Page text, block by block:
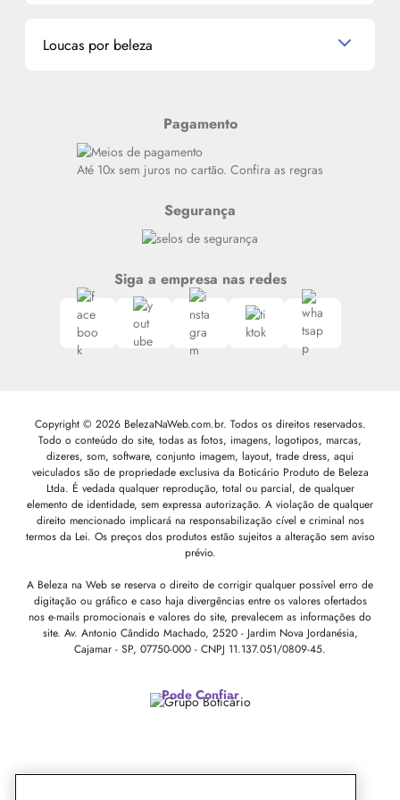
Miniaturas de Produtos de Cabelo
Meus endereços
Loucas por beleza
Siga nosso canal no Whatsapp
Pagamento
Até 10x sem juros no cartão. Confira as regras
Segurança
Siga a empresa nas redes
Copyright © 2026 BelezaNaWeb.com.br. Todos os direitos reservados.
Todo o conteúdo do site, todas as fotos, imagens, logotipos, marcas,
dizeres, som, software, conjunto imagem, layout, trade dress, aqui
veiculados são de propriedade exclusiva da Boticário Produto de Beleza
Ltda. É vedada qualquer reprodução, total ou parcial, de qualquer
elemento de identidade, sem expressa autorização. A violação de qualquer
direito mencionado implicará na responsabilização cível e criminal nos
termos da Lei. Os preços dos produtos estão sujeitos a alteração sem aviso
prévio.
A Beleza na Web se reserva o direito de corrigir qualquer possível erro de
digitação ou gráfico e caso haja divergências entre os valores ofertados
nos e-mails promocionais e valores do site, prevalecem as informações do
site. Av. Antonio Cândido Machado, 2520 - Jardim Nova Jordanésia,
Cajamar - SP, 07750-000 - CNPJ 11.137.051/0809-45.
Pode Confiar